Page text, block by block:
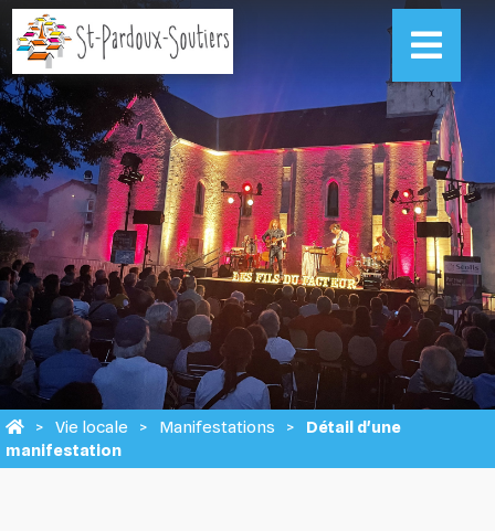
Vie locale Manifestations
Détail d'une
manifestation